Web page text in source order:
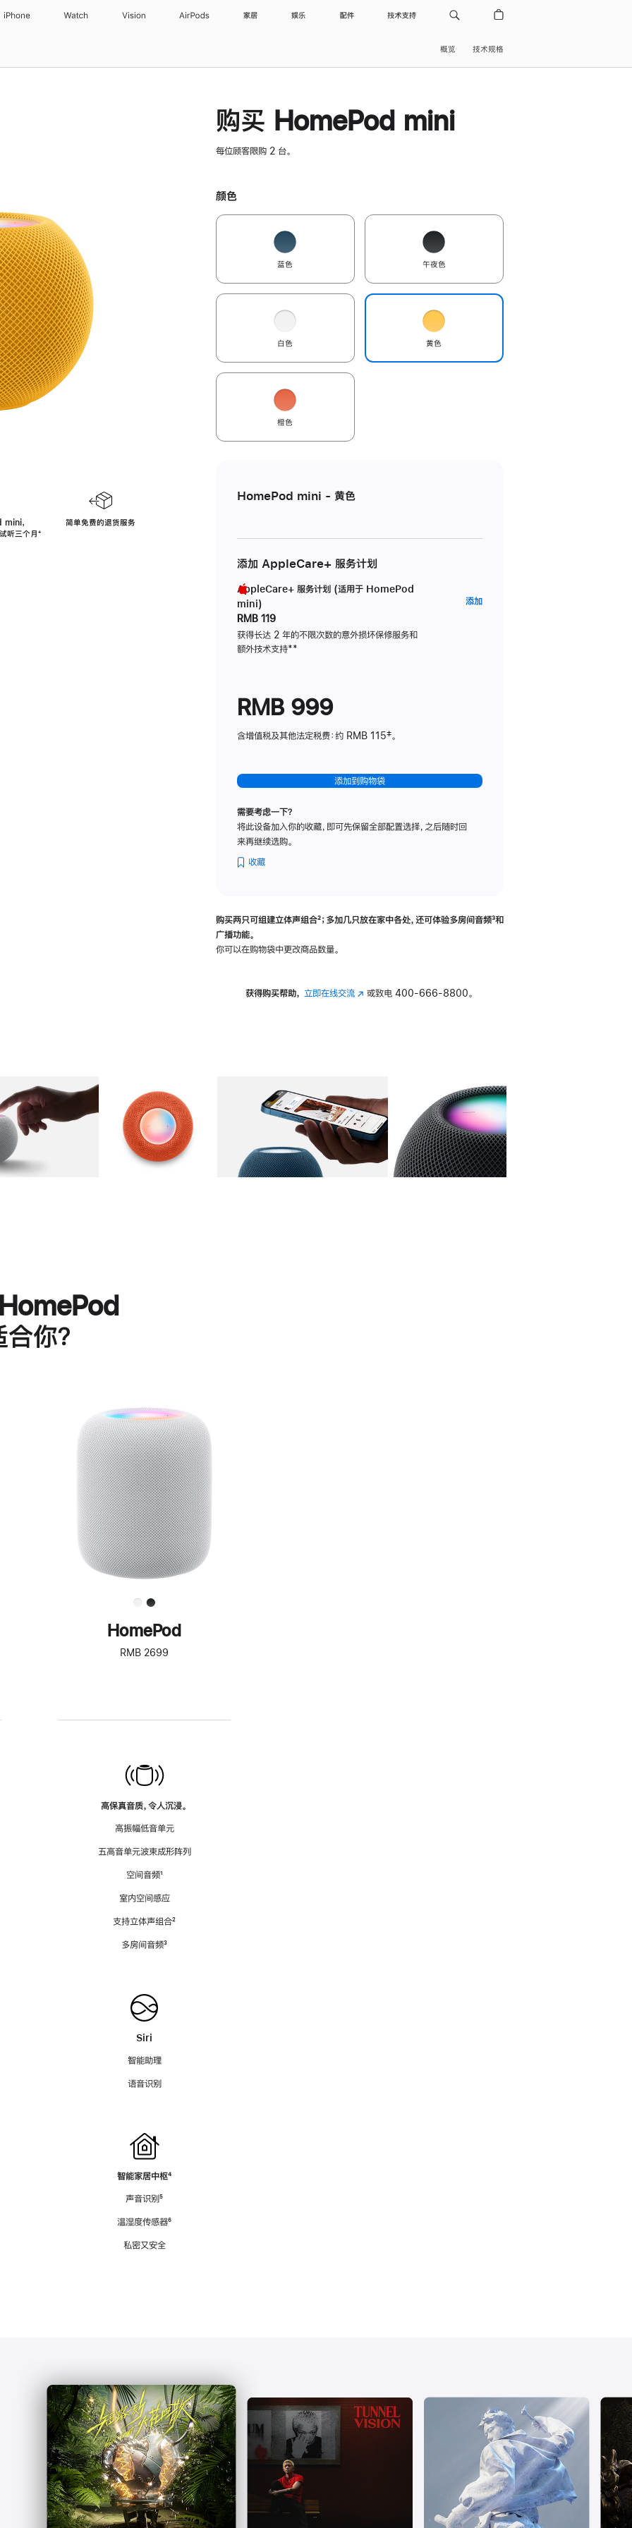
iPhone Watch Vision AirPods 家居 娱乐 配件 技术支持
概览 技术规格
，
听三个月脚
⁺
简单免费的退货服务
购买 HomePod mini
每位顾客限购 2 台。
颜色
蓝色 午夜色
白色 黄色
橙色
HomePod mini - 黄色
添加 AppleCare+ 服务计划
AppleCare+ 服务计划 (适用于 HomePod
mini)
RMB 119
获得长达 2 年的不限次数的意外损坏保修服务和
额外技术支持脚
**
添加AppleCare+
RMB 999
含增值税及其他法定税费：约 RMB 115‡。
添加到购物袋
需要考虑一下？
将此设备加入你的收藏，即可先保留全部配置选择，之后随时回
来再继续选购。
收藏
购买两只可组建立体声组合脚
²；多加几只放在家中各处，还可体验多‍房‍间音频脚
³和
广播功能。
你可以在购物袋中更改商品数量。
获得购买帮助， 立即在线交流(在 或致电 400-666-8800。
图库 图像 图库 图像 图库 图像 4 图库 图像 5
你？
进
一
步
了
解
HomePod<
HomePod
RMB 2699
高保真音质，令人沉浸。
高振幅低音单元
五高音单元波束成形阵列
空间音频脚
¹
室内空间感应
支持立体声组合脚
²
多房间音频脚
³
Siri
智能助理
语音识别
智能家居中枢脚
⁴
声音识别脚
⁵
温湿度传感器脚
⁶
私密又安全